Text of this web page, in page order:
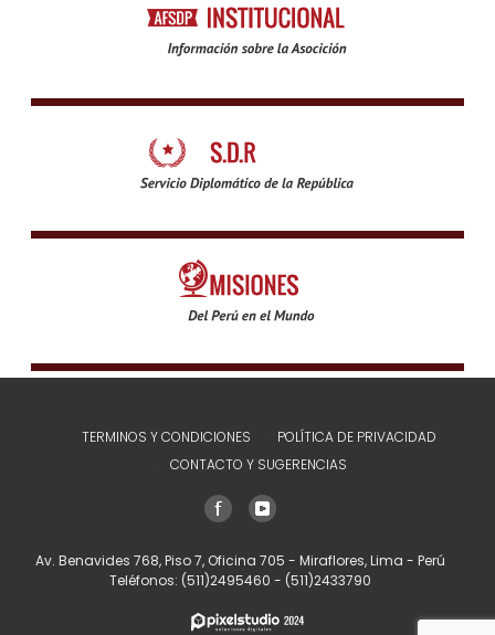
TERMINOS Y CONDICIONES
POLÍTICA DE PRIVACIDAD
CONTACTO Y SUGERENCIAS
Av. Benavides 768, Piso 7, Oficina 705 - Miraflores, Lima - Perú
Teléfonos: (511)2495460 - (511)2433790